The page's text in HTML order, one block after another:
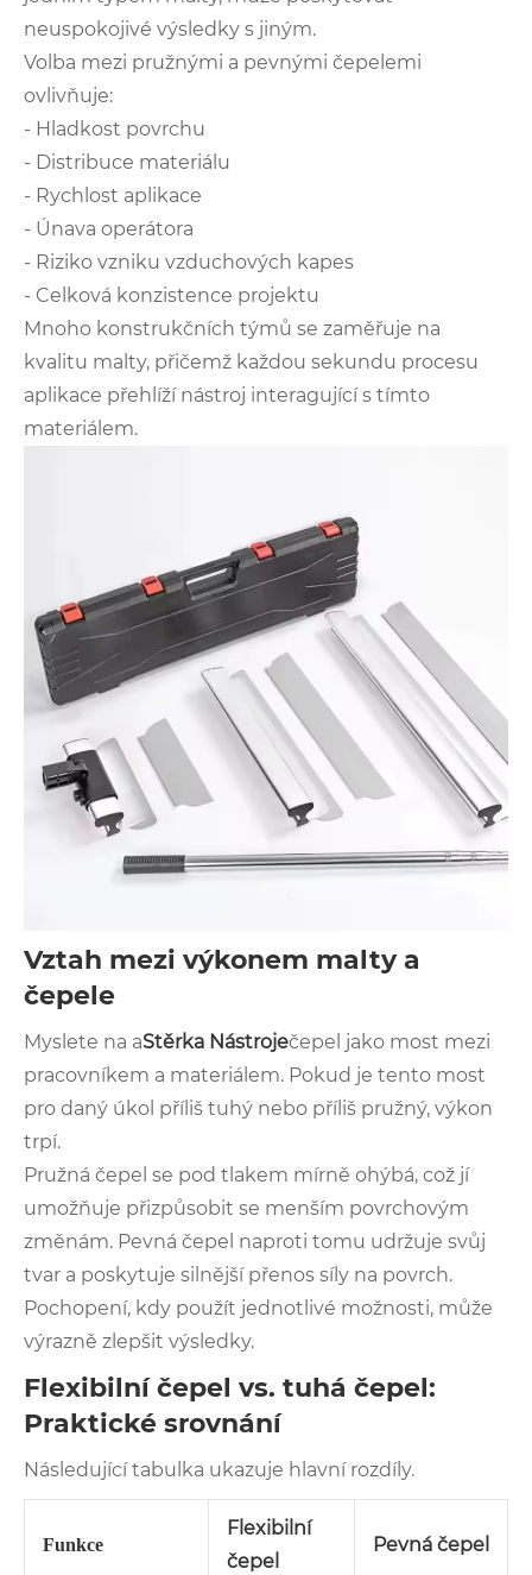
neuspokojivé výsledky s jiným.
Volba mezi pružnými a pevnými čepelemi
ovlivňuje:
- Hladkost povrchu
- Distribuce materiálu
- Rychlost aplikace
- Únava operátora
- Riziko vzniku vzduchových kapes
- Celková konzistence projektu
Mnoho konstrukčních týmů se zaměřuje na
kvalitu malty, přičemž každou sekundu procesu
aplikace přehlíží nástroj interagující s tímto
materiálem.
Vztah mezi výkonem malty a
čepele
Myslete na aStěrka Nástroječepel jako most mezi
pracovníkem a materiálem. Pokud je tento most
pro daný úkol příliš tuhý nebo příliš pružný, výkon
trpí.
Pružná čepel se pod tlakem mírně ohýbá, což jí
umožňuje přizpůsobit se menším povrchovým
změnám. Pevná čepel naproti tomu udržuje svůj
tvar a poskytuje silnější přenos síly na povrch.
Pochopení, kdy použít jednotlivé možnosti, může
výrazně zlepšit výsledky.
Flexibilní čepel vs. tuhá čepel:
Praktické srovnání
Následující tabulka ukazuje hlavní rozdíly.
Funkce
Flexibilní
čepel
Pevná čepel